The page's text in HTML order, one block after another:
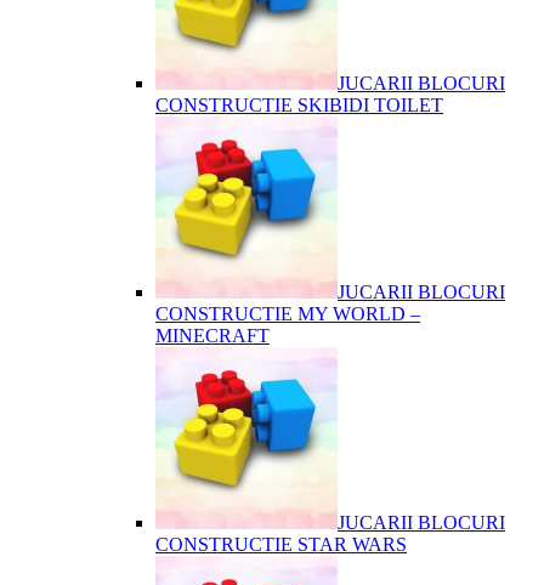
JUCARII BLOCURI
CONSTRUCTIE SKIBIDI TOILET
JUCARII BLOCURI
CONSTRUCTIE MY WORLD –
MINECRAFT
JUCARII BLOCURI
CONSTRUCTIE STAR WARS